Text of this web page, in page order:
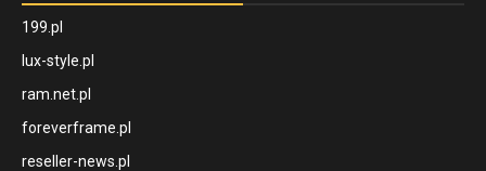
199.pl
lux-style.pl
ram.net.pl
foreverframe.pl
reseller-news.pl